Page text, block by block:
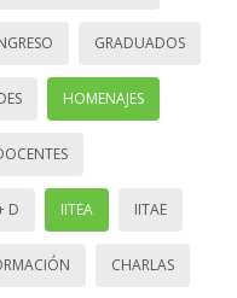
GRADUADOS
HOMENAJES
D IITEA IITAE
CHARLAS